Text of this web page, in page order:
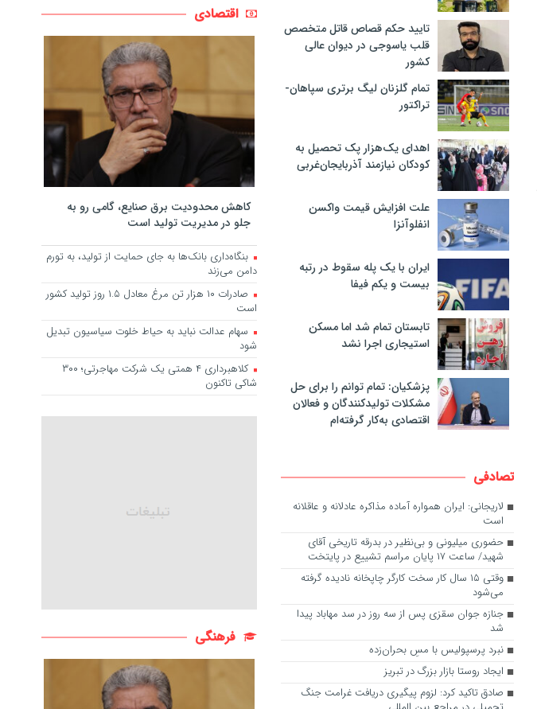
تایید حکم قصاص قاتل متخصص
قلب یاسوجی در دیوان عالی
کشور
تمام گلزنان لیگ‌ برتری سپاهان-
تراکتور
اهدای یک‌هزار پک تحصیل به
کودکان نیازمند آذربایجان‌غربی
علت افزایش قیمت واکسن
انفلوآنزا
ایران با یک پله سقوط در رتبه
بیست و یکم فیفا
تابستان تمام شد اما مسکن
استیجاری اجرا نشد
پزشکیان: تمام توانم را برای حل
مشکلات تولیدکنندگان و فعالان
اقتصادی به‌کار گرفته‌ام
تصادفی
لاریجانی: ایران همواره آماده مذاکره عادلانه و عاقلانه
است
حضوری میلیونی و بی‌نظیر در بدرقه تاریخی آقای
شهید/ ساعت ۱۷ پایان مراسم تشییع در پایتخت
وقتی ۱۵ سال کار سخت کارگر چاپخانه نادیده گرفته
می‌شود
جنازه جوان سقزی پس از سه روز در سد مهاباد پیدا
شد
نبرد پرسپولیس با مسِ بحران‌زده
ایجاد روستا بازار بزرگ در تبریز
صادق تاکید کرد: لزوم پیگیری دریافت غرامت جنگ
اقتصادی
کاهش محدودیت برق صنایع، گامی رو به
جلو در مدیریت تولید است
بنگاه‌داری بانک‌ها به جای حمایت از تولید، به تورم
دامن می‌زند
صادرات ۱۰ هزار تن مرغ معادل ۱.۵ روز تولید کشور
است
سهام عدالت نباید به حیاط خلوت سیاسیون تبدیل
شود
کلاهبرداری ۴ همتی یک شرکت مهاجرتی؛ ۳۰۰
شاکی تاکنون
فرهنگی